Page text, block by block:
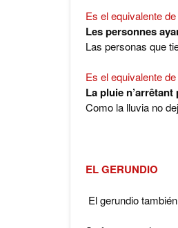
Es el equivalente
Les personnes
Las personas que
Es el equivalente
La pluie
Como la lluvia no
EL GERUNDIO
El gerundio